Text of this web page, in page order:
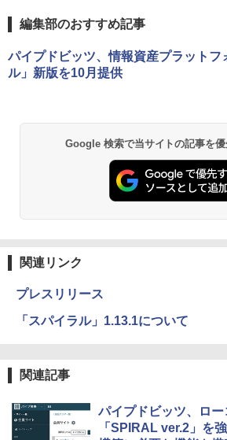
編集部のおすすめ記事
パイプドビッツ、情報資産プラットフ
ル」新版を10月提供
Google 検索で当サイトの記事を
関連リンク
プレスリリース
「スパイラル」1.13.1について
関連記事
パイプドビッツ、ロ
「SPIRAL ver.2」を